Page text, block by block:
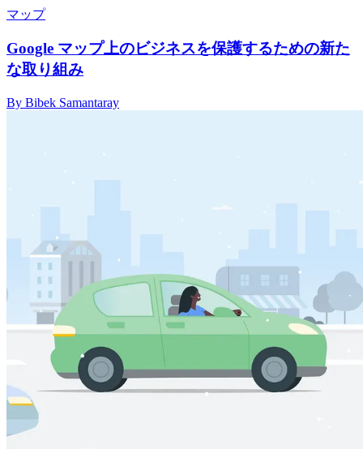
マップ
Google マップ上のビジネスを保護するための新た
な取り組み
By Bibek Samantaray